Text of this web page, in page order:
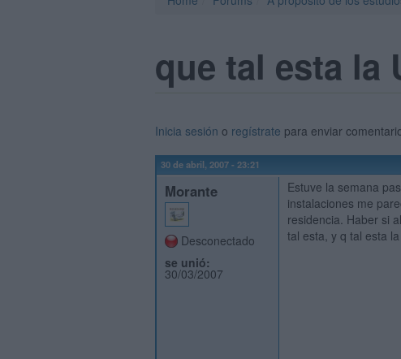
que tal esta la
Inicia sesión o regístrate para enviar
30 de abril, 2007 - 23:21
Morante
Desconectado
se unió:
30/03/2007
Estuve la semana
instalaciones me
residencia. Haber si
tal esta, y q tal esta